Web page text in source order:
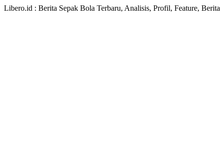
Libero.id : Berita Sepak Bola Terbaru, Analisis, Profil, Feature,